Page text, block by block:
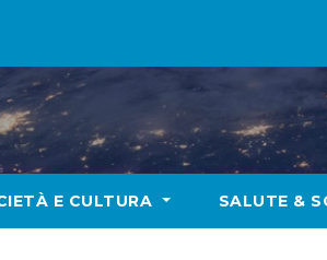
E CULTURA SALUTE &